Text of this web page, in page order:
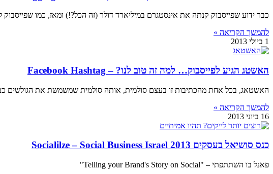
כבר ידוע שפייסבוק קנתה את אינסטגרם במיליארד דולר (זה הכל?!) ומאז, כמו
להמשך הקריאה »
1 ביולי 2013
האשטג הגיע לפייסבוק… למה זה טוב לנו? – Facebook Hashtag
האשטאג, בכל אחת מהכתיבות זו בעצם סולמית, אותה סולמית שמשמשת את הגולשים כבר זמן רב באינסטגרם, בטאמבלר
להמשך הקריאה »
16 ביוני 2013
כנס סושיאל בעסקים 2013 Socialilze – Social Business Israel
פאנל בו השתתפתי – "Telling your Brand's Story on Social"